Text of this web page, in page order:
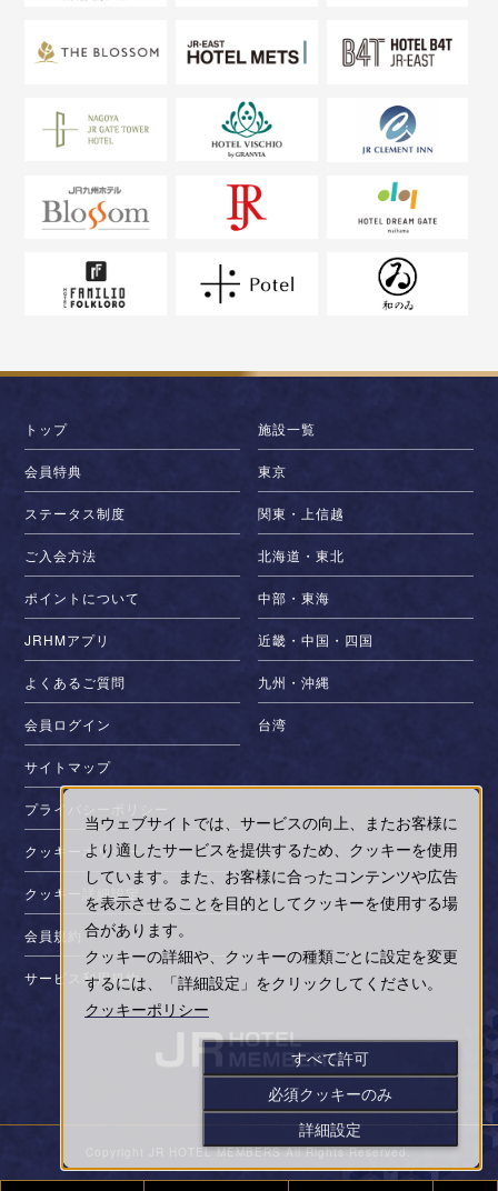
トップ
会員特典
ステータス制度
ご入会方法
ポイントについて
JRHMアプリ
よくあるご質問
会員ログイン
サイトマップ
プライバシーポリシー
クッキーポリシー
クッキー詳細設定
会員規約
サービス利用規約
施設一覧
東京
関東・上信越
北海道・東北
中部・東海
近畿・中国・四国
九州・沖縄
台湾
Copyright JR HOTEL MEMBERS All Rights Reserved.
当ウェブサイトでは、サービスの向上、またお客様に
より適したサービスを提供するため、クッキーを使用
しています。また、お客様に合ったコンテンツや広告
を表示させることを目的としてクッキーを使用する場
合があります。
クッキーの詳細や、クッキーの種類ごとに設定を変更
するには、「詳細設定」をクリックしてください。
クッキーポリシー
すべて許可
必須クッキーのみ
詳細設定